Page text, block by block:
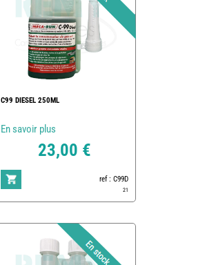
C99 DIESEL 250ML
En savoir plus
23,00 €
ref : C99D
21